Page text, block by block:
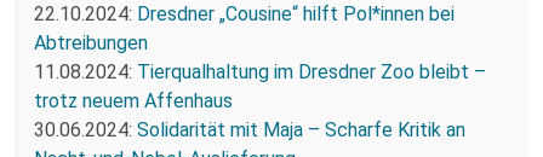
22.10.2024: Dresdner „Cousine“ hilft Pol*innen bei
Abtreibungen
11.08.2024: Tierqualhaltung im Dresdner Zoo bleibt –
trotz neuem Affenhaus
30.06.2024: Solidarität mit Maja – Scharfe Kritik an